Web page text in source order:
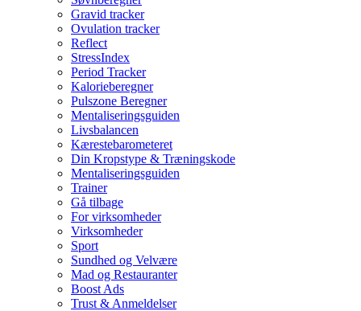
Gravid tracker
Ovulation tracker
Reflect
StressIndex
Period Tracker
Kalorieberegner
Pulszone Beregner
Mentaliseringsguiden
Livsbalancen
Kærestebarometeret
Din Kropstype & Træningskode
Mentaliseringsguiden
Trainer
Gå tilbage
For virksomheder
Virksomheder
Sport
Sundhed og Velvære
Mad og Restauranter
Boost Ads
Trust & Anmeldelser